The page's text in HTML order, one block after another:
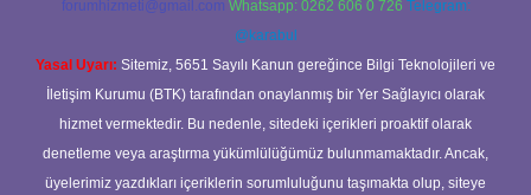
forumhizmeti@gmail.com Whatsapp: 0262 606 0 726 Telegram:
@karabul
Yasal Uyarı: Sitemiz, 5651 Sayılı Kanun gereğince Bilgi Teknolojileri ve
İletişim Kurumu (BTK) tarafından onaylanmış bir Yer Sağlayıcı olarak
hizmet vermektedir. Bu nedenle, sitedeki içerikleri proaktif olarak
denetleme veya araştırma yükümlülüğümüz bulunmamaktadır. Ancak,
üyelerimiz yazdıkları içeriklerin sorumluluğunu taşımakta olup, siteye